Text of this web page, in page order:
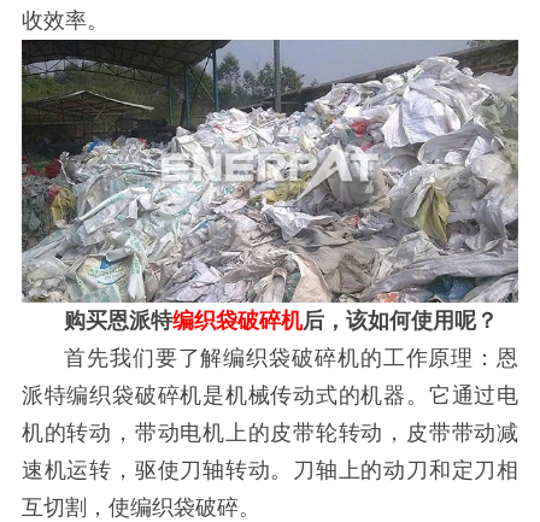
收效率。
购买恩派特编织袋破碎机后，该如何使用呢？
首先我们要了解编织袋破碎机的工作原理：恩
派特编织袋破碎机是机械传动式的机器。它通过电
机的转动，带动电机上的皮带轮转动，皮带带动减
速机运转，驱使刀轴转动。刀轴上的动刀和定刀相
互切割，使编织袋破碎。